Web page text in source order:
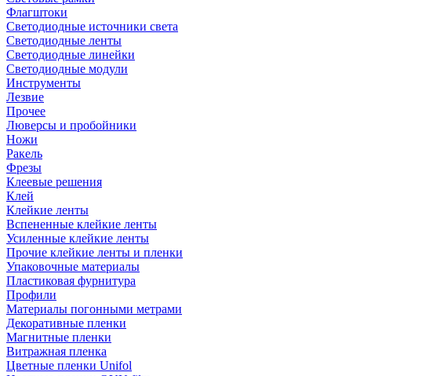
Флагштоки
Светодиодные источники света
Светодиодные ленты
Светодиодные линейки
Светодиодные модули
Инструменты
Лезвие
Прочее
Люверсы и пробойники
Ножи
Ракель
Фрезы
Клеевые решения
Клей
Клейкие ленты
Вспененные клейкие ленты
Усиленные клейкие ленты
Прочие клейкие ленты и пленки
Упаковочные материалы
Пластиковая фурнитура
Профили
Материалы погонными метрами
Декоративные пленки
Магнитные пленки
Витражная пленка
Цветные пленки Unifol